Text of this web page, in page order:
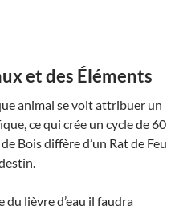
et des Éléments
animal se voit attribuer un
ce qui crée un cycle de 60
Bois diffère d’un Rat de Feu
du lièvre d’eau il faudra